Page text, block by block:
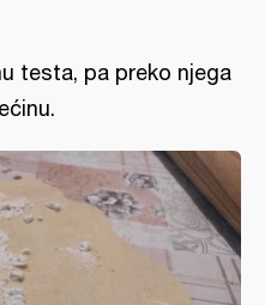
testa, pa preko njega